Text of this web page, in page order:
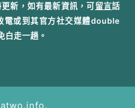
新，如有最新資訊，可留言話
電或到其官方社交媒體double
走一趟。